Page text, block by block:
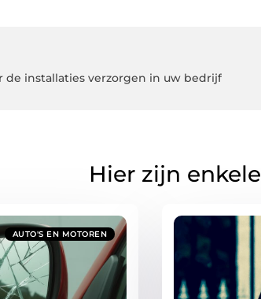
de installaties verzorgen in uw bedrijf
Hier zijn enkele
AUTO'S EN MOTOREN